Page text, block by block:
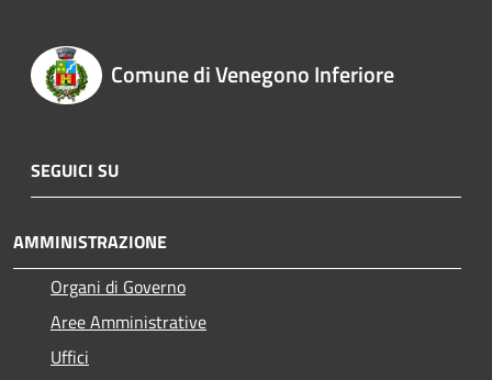
Comune di Venegono Inferiore
SEGUICI SU
AMMINISTRAZIONE
Organi di Governo
Aree Amministrative
Uffici